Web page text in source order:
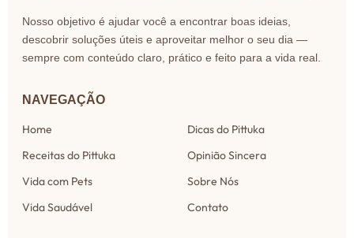
Nosso objetivo é ajudar você a encontrar boas ideias,
descobrir soluções úteis e aproveitar melhor o seu dia —
sempre com conteúdo claro, prático e feito para a vida real.
NAVEGAÇÃO
Home
Receitas do Pittuka
Vida com Pets
Vida Saudável
Dicas do Pittuka
Opinião Sincera
Sobre Nós
Contato